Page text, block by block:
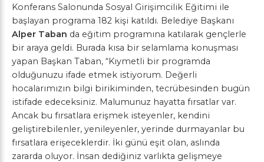
Konferans Salonunda Sosyal Girişimcilik Eğitimi ile
başlayan programa 182 kişi katıldı. Belediye Başkanı
Alper Taban da eğitim programına katılarak gençlerle
bir araya geldi. Burada kısa bir selamlama konuşması
yapan Başkan Taban, “Kıymetli bir programda
olduğunuzu ifade etmek istiyorum. Değerli
hocalarımızın bilgi birikiminden, tecrübesinden bugün
istifade edeceksiniz. Malumunuz hayatta fırsatlar var.
Ancak bu fırsatlara erişmek isteyenler, kendini
geliştirebilenler, yenileyenler, yerinde durmayanlar bu
fırsatlara erişeceklerdir. İki günü eşit olan, aslında
zararda oluyor. İnsan dediğiniz varlıkta gelişmeye